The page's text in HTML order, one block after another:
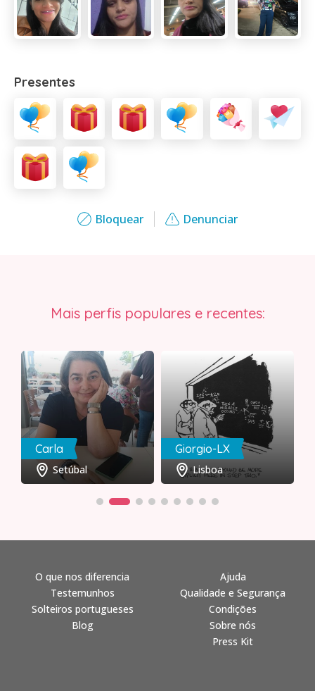
Bloquear Denunciar
Presentes
Mais perfis populares e recentes:
Carla
Setúbal
Giorgio-LX
Lisboa
O que nos diferencia
Testemunhos
Solteiros portugueses
Blog
Ajuda
Qualidade e Segurança
Condições
Sobre nós
Press Kit